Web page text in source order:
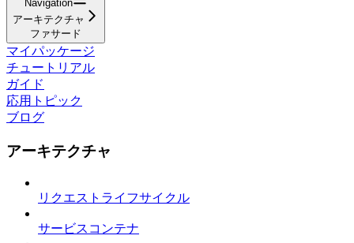
Navigation
アーキテクチャ
ファサード
マイパッケージ
チュートリアル
ガイド
応用トピック
ブログ
アーキテクチャ
リクエストライフサイクル
サービスコンテナ